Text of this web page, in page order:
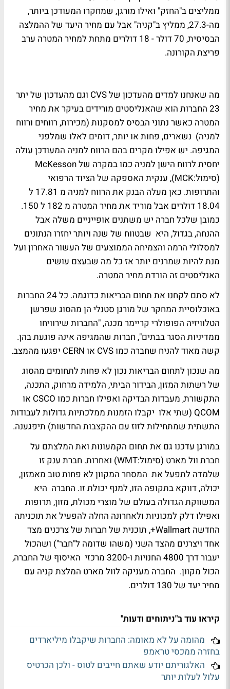
ממליצים ב"החזק" ואילו מורגן, שמחקרו המעודכן ביותר,
מה-27.3, ממליץ ב"קניה" אבל עם מחיר היעד של ההמלצה
הבסיסית, 70 דולר - 18 דולרים מתחת למחיר המטרה ערב
פריצת הקורונה.
מה שאנחנו למדים מהעדכון של CVS וגם מהעדכון של יתר
23 החברות הוא שהאנליסטים מורידים בעיקר את מחיר
המטרה כאשר נתוני הבסיס למסקנות (מכירות, רווחים ורווח
למניה) נשארים, פחות או יותר, דומים לאלו שמלפני
המגיפה. יש אפילו מקרים בהם הרווח למניה המעודכן עולה
יחסית לרווח הישן למניה כמו במקרה של McKesson
(סימול:MCK), ענקית האספקה של הציוד הרפואי
והתרופות. כאן מעלה הבנק את הרווח למניה מ 17.81 ל
18.04 דולרים אבל מוריד את מחיר המטרה מ 182 ל 150.
כמובן שלכל חברה יש משתנים אופייניים משלה אבל
ההנחה, בגדול, היא שבטווח של שנה ויותר יחזרו הנתונים
למסלולי הרמה והצמיחה הממוצעים של העשור האחרון ועל
מנת להיות שמרנים יותר אז כל מה שבעצם עושים
האנליסטים זה הורדת מחיר המטרה.
לא סתם לקחנו את תחום הבריאות כדוגמה. כל 24 החברות
באוכלוסיית המחקר של מורגן סטנלי הן מהסוג שפרשן
הטלוויזיה הפופולרי קריימר מכנה, "החברות שירוויחו
ממדיניות הסגר בבתים", חברות שהמגיפה אינה פוגעת בהן.
קשה מאוד להניח שחברה כמו CVS או CERN יפגעו מהמצב.
מה שנכון לתחום הבריאות נכון לא פחות לתחומים מהסוג
של רשתות המזון, הבידור הביתי, הלמידה מרחוק, התכנה,
התקשורת, מעבדות הבדיקה ואפילו חברות כמו CSCO או
QCOM (שתי אלו יקבלו הזמנות ממלכתיות גדולות לעבודות
התשתית שמתחילות לזוז עם ההקצבות החדשות) תיפגענה.
במורגן עדכנו גם את תחום הקמעונות ואת המלצתם על
חברת וול מארט (סימול:WMT) ואחרות. חברת ענק זו
שלמדה לתפעל את המסחר המקוון לא פחות טוב מאמזון,
יכולה, דווקא בתקופה הזו, למנף יכולת זו. החברה היא
המשווקת הגדולה בעולם של מוצרי מכולת, מזון, תרופות
ואפילו דלק למכוניות ולאחרונה החלה להפעיל את תוכניתה
החדשה Wallmart+, תוכנית של חברות של צרכנים מצד
אחד ויצרנים מהצד השני (משהו שדומה ל"חבר") ושהכול
יעבור דרך 4800 החנויות ו-3200 מרכזי האיסוף של החברה,
הכול מקוון. החברה מעניקה לוול מארט המלצת קניה עם
מחיר יעד של 130 דולרים.
קיראו עוד ב"ניתוחים ודעות"
מהומה על לא מאומה: החברות שיקבלו מיליארדים
בחזרה ממכסי טראמפ
האלגוריתם יודע שאתם חייבים לטוס - ולכן הכרטיס
עלול לעלות יותר